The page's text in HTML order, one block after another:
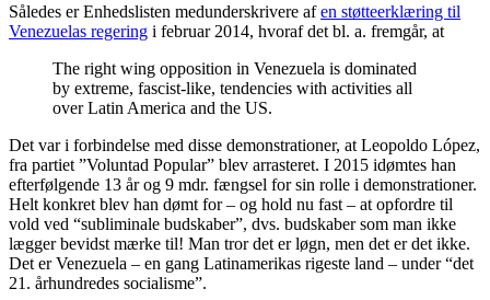
Således er Enhedslisten medunderskrivere afen støtteerklæring til
Venezuelas regering i februar 2014, hvoraf det bl. a. fremgår, at
The right wing opposition in Venezuela is dominated
by extreme, fascist-like, tendencies with activities all
over Latin America and the US.
Det var i forbindelse med disse demonstrationer, at Leopoldo López,
fra partiet ”Voluntad Popular” blev arrasteret. I 2015 idømtes han
efterfølgende 13 år og 9 mdr. fængsel for sin rolle i demonstrationer.
Helt konkret blev han dømt for – og hold nu fast – at opfordre til
vold ved “subliminale budskaber”, dvs. budskaber som man ikke
lægger bevidst mærke til! Man tror det er løgn, men det er det ikke.
Det er Venezuela – en gang Latinamerikas rigeste land – under “det
21. århundredes socialisme”.